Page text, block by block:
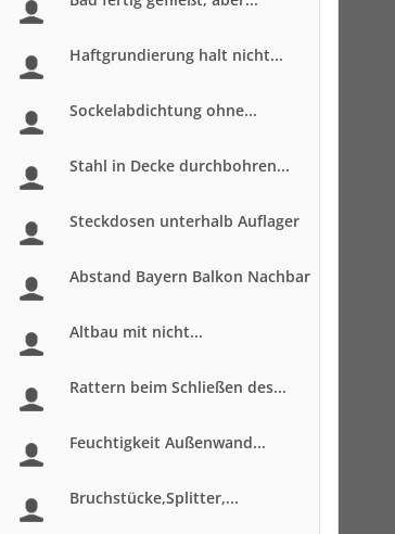
Haftgrundierung halt nicht...
Sockelabdichtung ohne...
Stahl in Decke durchbohren...
Steckdosen unterhalb Auflager
Abstand Bayern Balkon Nachbar
Altbau mit nicht...
Rattern beim Schließen des...
Feuchtigkeit Außenwand...
Bruchstücke,Splitter,...